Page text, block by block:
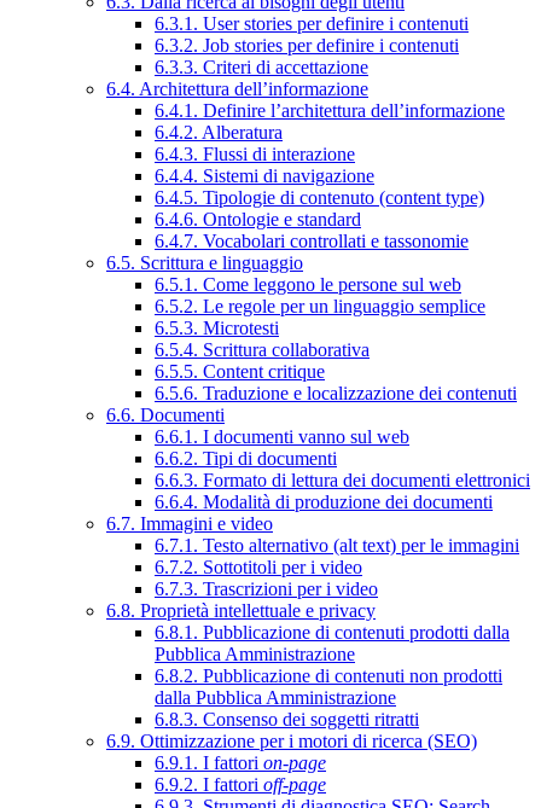
6.3.1. User stories per definire i contenuti
6.3.2. Job stories per definire i contenuti
6.3.3. Criteri di accettazione
6.4. Architettura dell’informazione
6.4.1. Definire l’architettura dell’informazione
6.4.2. Alberatura
6.4.3. Flussi di interazione
6.4.4. Sistemi di navigazione
6.4.5. Tipologie di contenuto (content type)
6.4.6. Ontologie e standard
6.4.7. Vocabolari controllati e tassonomie
6.5. Scrittura e linguaggio
6.5.1. Come leggono le persone sul web
6.5.2. Le regole per un linguaggio semplice
6.5.3. Microtesti
6.5.4. Scrittura collaborativa
6.5.5. Content critique
6.5.6. Traduzione e localizzazione dei contenuti
6.6. Documenti
6.6.1. I documenti vanno sul web
6.6.2. Tipi di documenti
6.6.3. Formato di lettura dei documenti elettronici
6.6.4. Modalità di produzione dei documenti
6.7. Immagini e video
6.7.1. Testo alternativo (alt text) per le immagini
6.7.2. Sottotitoli per i video
6.7.3. Trascrizioni per i video
6.8. Proprietà intellettuale e privacy
6.8.1. Pubblicazione di contenuti prodotti dalla
Pubblica Amministrazione
6.8.2. Pubblicazione di contenuti non prodotti
dalla Pubblica Amministrazione
6.8.3. Consenso dei soggetti ritratti
6.9. Ottimizzazione per i motori di ricerca (SEO)
6.9.1. I fattori on-page
6.9.2. I fattori off-page